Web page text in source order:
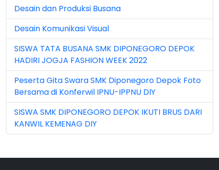
Mar 2023 (8)
Mar 2024 (1)
Mar 2026 (3)
May 2026 (16)
Nov 2022 (101)
Nov 2023 (5)
Nov 2025 (15)
Desain dan Produksi Busana
Desain Komunikasi Visual
SISWA TATA BUSANA SMK DIPONEGORO DEPOK
HADIRI JOGJA FASHION WEEK 2022
Peserta Gita Swara SMK Diponegoro Depok Foto
Bersama di Konferwil IPNU-IPPNU DIY
SISWA SMK DIPONEGORO DEPOK IKUTI BRUS DARI
KANWIL KEMENAG DIY